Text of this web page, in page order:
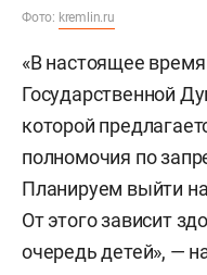
Фото: kremlin.ru
«В настоящее
Государственной
которой
полномочия по
Планируем выйти
От этого зависит
очередь детей», —